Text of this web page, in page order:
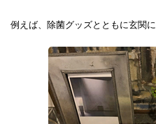
例えば、除菌グッズとともに玄関に